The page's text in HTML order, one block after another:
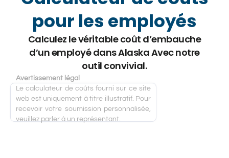
pour les employés
Calculez le véritable coût d’embauche
d’un employé dans Alaska Avec notre
outil convivial.
Avertissement légal
Le calculateur de coûts fourni sur ce site
web est uniquement à titre illustratif. Pour
recevoir votre soumission personnalisée,
veuillez parler à un représentant.